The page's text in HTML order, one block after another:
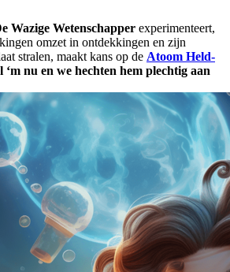
Wazige Wetenschapper experimenteert,
omzet in ontdekkingen en zijn
stralen, maakt kans op de Atoom Held-
‘m nu en we hechten hem plechtig aan